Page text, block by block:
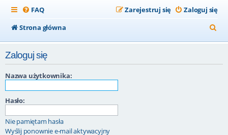
FAQ Zaloguj się
Zarejestruj się
Strona główna
z
Zaloguj się
Nazwa użytkownika:
Hasło:
Nie pamiętam hasła
Wyślij ponownie e-mail aktywacyjny